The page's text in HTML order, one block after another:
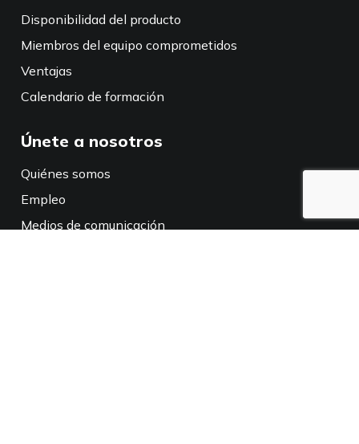
Disponibilidad del producto
Miembros del equipo comprometidos
Ventajas
Calendario de formación
Únete a nosotros
Quiénes somos
Empleo
Medios de comunicación